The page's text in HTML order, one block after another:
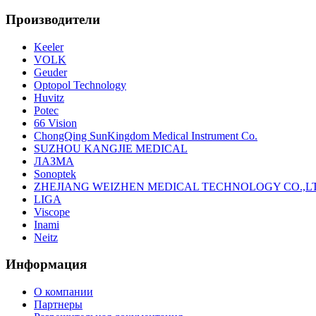
Производители
Keeler
VOLK
Geuder
Optopol Technology
Huvitz
Potec
66 Vision
ChongQing SunKingdom Medical Instrument Co.
SUZHOU KANGJIE MEDICAL
ЛАЗМА
Sonoptek
ZHEJIANG WEIZHEN MEDICAL TECHNOLOGY
LIGA
Viscope
Inami
Neitz
Информация
О компании
Партнеры